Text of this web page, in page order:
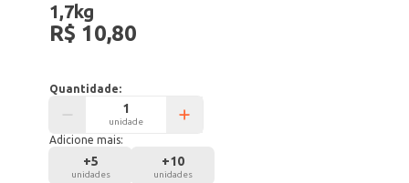
1,7kg
R$ 10,80
Quantidade:
unidade
Adicione mais:
+5
unidades
+10
unidades